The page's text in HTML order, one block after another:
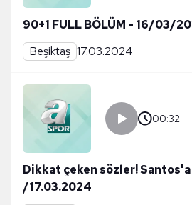
90+1 FULL BÖLÜM - 16/03/
Beşiktaş 17.03.2024
00:32
Dikkat çeken sözler!
/17.03.2024